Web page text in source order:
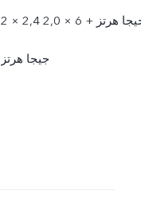
2 × 2,4 جيجا هرتز + 6 × 2,0
جيجا هرتز